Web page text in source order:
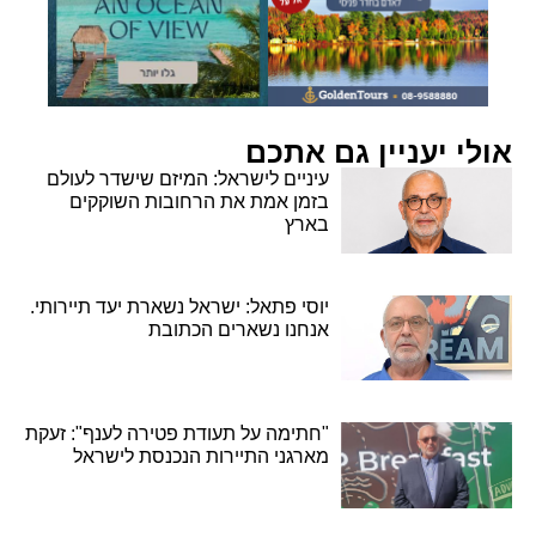
אולי יעניין גם אתכם
עיניים לישראל: המיזם שישדר לעולם
בזמן אמת את הרחובות השוקקים
בארץ
יוסי פתאל: ישראל נשארת יעד תיירותי.
אנחנו נשארים הכתובת
"חתימה על תעודת פטירה לענף": זעקת
מארגני התיירות הנכנסת לישראל